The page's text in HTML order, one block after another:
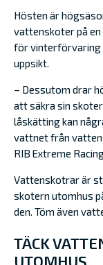
Hösten är
vattenskoter på
för vinterförvaring
uppsikt.
– Dessutom drar
att säkra sin
låskätting kan
vattnet från
RIB Extreme
Vattenskotrar är
skotern utomhus
den. Töm även
TÄCK
UTOMHUS